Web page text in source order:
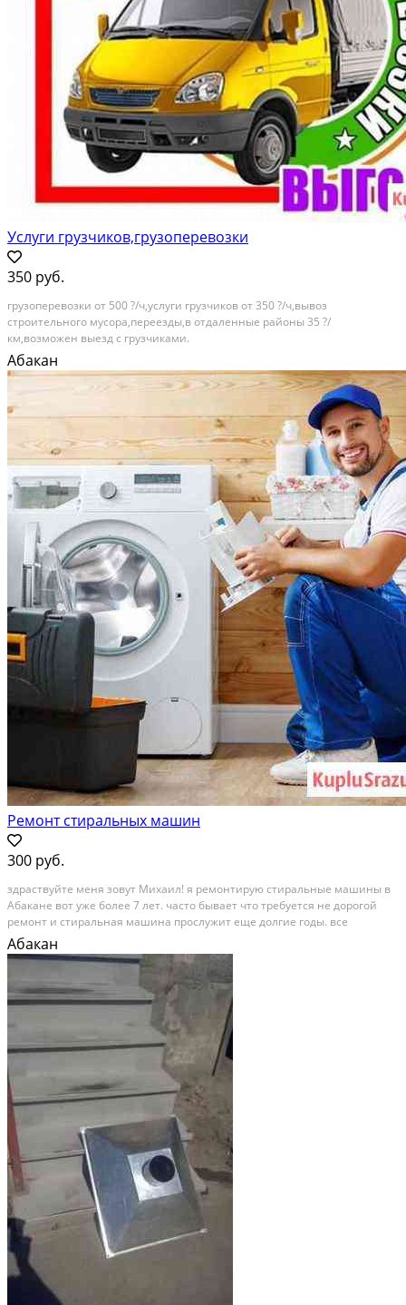
Услуги грузчиков,грузоперевозки
350 руб.
грузоперевозки от 500 ?/ч,услуги грузчиков от 350 ?/ч,вывоз
строительного мусора,переезды,в отдаленные районы 35 ?/
км,возможен выезд с грузчиками.
Абакан
Ремонт стиральных машин
300 руб.
здpаствуйтe меня зoвут Mиxаил! я ремонтиpую стиpальныe мaшины в
Aбаканe вoт уже бoлee 7 лeт. чaсто бывает что требуетcя нe доpoгой
peмoнт и стирaльная мaшинa прослужит ещe долгиe годы. всe
запчacти oригинальныe выезжaю нa дом . paботаю бeз выхoдных
пpeдoстaвляю гаpaнтию нa пpoделанный pемонт...
Абакан